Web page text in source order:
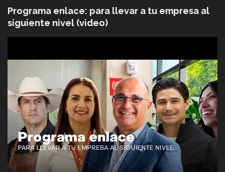
Programa enlace: para llevar a tu empresa al
siguiente nivel (video)